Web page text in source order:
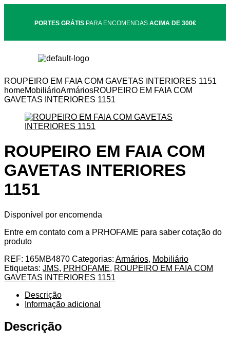
PORTES GRÁTISPARA ENCOMENDAS ACIMA DE 300€
ROUPEIRO EM FAIA COM GAVETAS INTERIORES 1151
homeMobiliárioArmáriosROUPEIRO EM FAIA COM
GAVETAS INTERIORES 1151
ROUPEIRO EM FAIA COM
GAVETAS INTERIORES
1151
Disponível por encomenda
Entre em contato com a PRHOFAME para saber cotação do
produto
REF: 165MB4870 Categorias: Armários, Mobiliário
Etiquetas: JMS, PRHOFAME, ROUPEIRO EM FAIA COM
GAVETAS INTERIORES 1151
Descrição
Informação adicional
Descrição